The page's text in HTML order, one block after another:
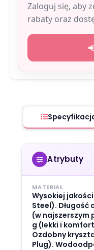
Zaloguj się, aby
rabaty oraz
Atrybuty
MATERIAŁ
Wysokiej
Steel). Długość
(w najszerszym
g (lekki i
Ozdobny
Plug).